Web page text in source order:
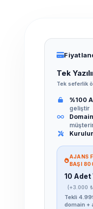
Tek
Tek seferlik
%100
geliştir
AJANS
BAŞI
10 Adet
(+3.000
Tekli
domain +